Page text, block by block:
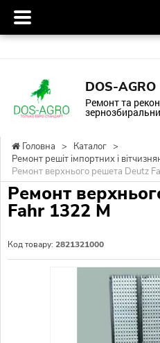
DOS-AGRO
Ремонт та
Головна > Каталог >
Ремонт решіт імпортних і
Ремонт верхнього решета Deutz
Ремонт
Fahr 1322 М
Код товару: 2821321000